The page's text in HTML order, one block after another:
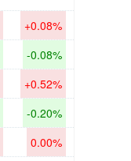
+0.08%
-0.08%
+0.52%
-0.20%
0.00%